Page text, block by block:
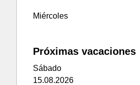
Miércoles
Próximas vacaciones
Sábado
15.08.2026